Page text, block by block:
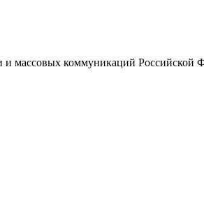
и массовых коммуникаций Российской